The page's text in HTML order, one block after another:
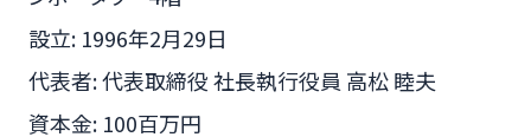
設立: 1996年2月29日
代表者: 代表取締役 社長執行役員 高松 睦夫
資本金: 100百万円